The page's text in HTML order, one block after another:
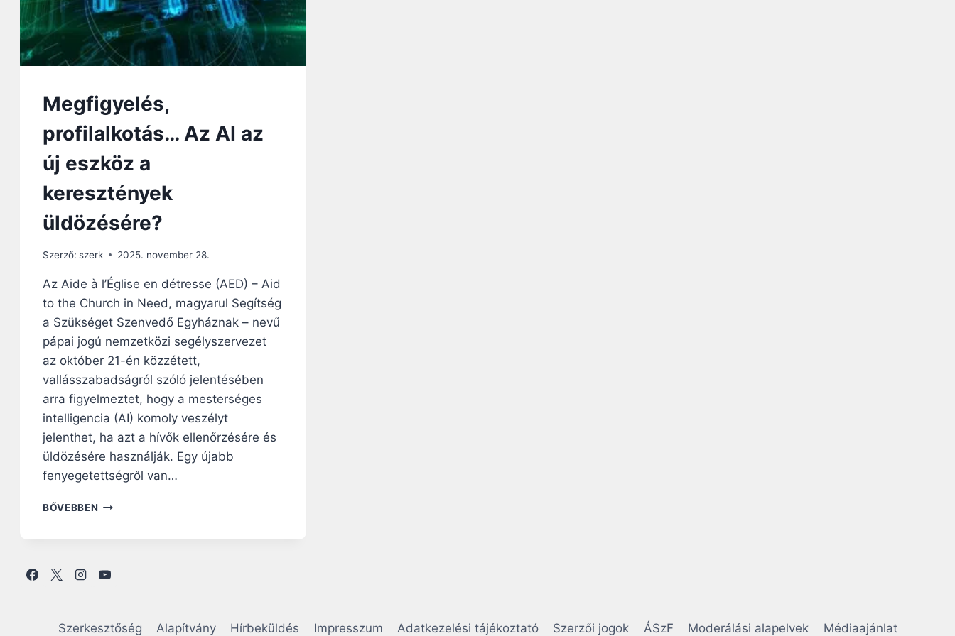
Megfigyelés,
profilalkotás… Az AI az
új eszköz a
keresztények
üldözésére?
Szerző: szerk 2025. november 28.
Az Aide à l’Église en détresse (AED) – Aid
to the Church in Need, magyarul Segítség
a Szükséget Szenvedő Egyháznak – nevű
pápai jogú nemzetközi segélyszervezet
az október 21-én közzétett,
vallásszabadságról szóló jelentésében
arra figyelmeztet, hogy a mesterséges
intelligencia (AI) komoly veszélyt
jelenthet, ha azt a hívők ellenőrzésére és
üldözésére használják. Egy újabb
fenyegetettségről van…
BŐVEBBEN
G
L
Szerkesztőség Alapítvány Hírbeküldés Impresszum Adatkezelési tájékoztató Szerzői jogok ÁSzF Moderálási alapelvek Médiaajánlat